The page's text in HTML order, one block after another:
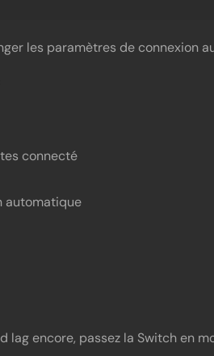
les paramètres de connexion
connecté
automatique
lag encore, passez la Switch en